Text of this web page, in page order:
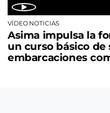
VÍDEO NOTICIAS
Asima impulsa la
un curso básico de
embarcaciones